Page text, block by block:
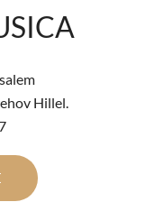
Hillel.